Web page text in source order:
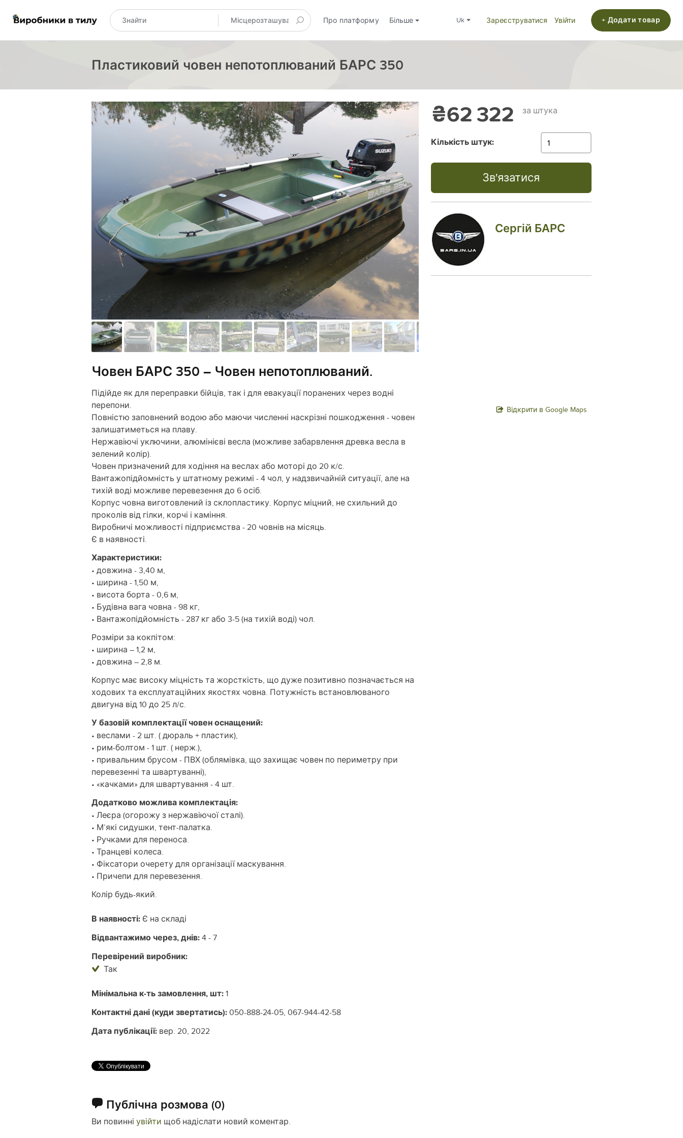
Про платформу Більше uk Зареєструватися Увійти + Додати товар
Пластиковий човен непотоплюваний БАРС 350
Човен БАРС 350 – Човен непотоплюваний.
Підійде як для переправки бійців, так і для евакуації поранених через водні
перепони.
Повністю заповнений водою або маючи численні наскрізні пошкодження - човен
залишатиметься на плаву.
Нержавіючі уключини, алюмінієві весла (можливе забарвлення древка весла в
зелений колір).
Човен призначений для ходіння на веслах або моторі до 20 к/с.
Вантажопідйомність у штатному режимі - 4 чол, у надзвичайній ситуації, але на
тихій воді можливе перевезення до 6 осіб.
Корпус човна виготовлений із склопластику. Корпус міцний, не схильний до
проколів від гілки, корчі і каміння.
Виробничі можливості підприємства - 20 човнів на місяць.
Є в наявності.
Характеристики:
• довжина - 3,40 м,
• ширина - 1,50 м,
• висота борта - 0,6 м,
• Будівна вага човна - 98 кг,
• Вантажопідйомність - 287 кг або 3-5 (на тихій воді) чол.
Розміри за кокпітом:
• ширина – 1,2 м,
• довжина – 2,8 м.
Корпус має високу міцність та жорсткість, що дуже позитивно позначається на
ходових та експлуатаційних якостях човна. Потужність встановлюваного
двигуна від 10 до 25 л/с.
У базовій комплектації човен оснащений:
• веслами - 2 шт. ( дюраль + пластик),
• рим-болтом - 1 шт. ( нерж.),
• привальним брусом - ПВХ (облямівка, що захищає човен по периметру при
перевезенні та швартуванні),
• «качками» для швартування - 4 шт.
Додатково можлива комплектація:
• Леєра (огорожу з нержавіючої сталі).
• М’які сидушки, тент-палатка.
• Ручками для переноса.
• Транцеві колеса.
• Фіксатори очерету для організації маскування.
• Причепи для перевезення.
Колір будь-який.
В наявності: Є на складі
Відвантажимо через, днів:4 - 7
Перевірений виробник:
Так
Мінімальна к-ть замовлення, шт:1
Контактні дані (куди звертатись):050-888-24-05, 067-944-42-58
Дата публікації: вер. 20, 2022
Публічна розмова (0)
Ви повинні увійти щоб надіслати новий коментар.
₴62 322 за штука
Кількість штук:
Зв'язатися
Сергій БАРС
Відкрити в Google Maps